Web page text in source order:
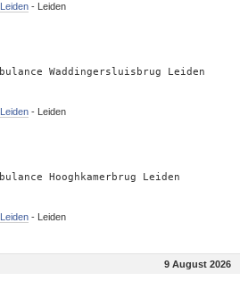
Leiden- Leiden
Waddingersluisbrug Leiden
Leiden- Leiden
Hooghkamerbrug Leiden
Leiden- Leiden
9 August 2026